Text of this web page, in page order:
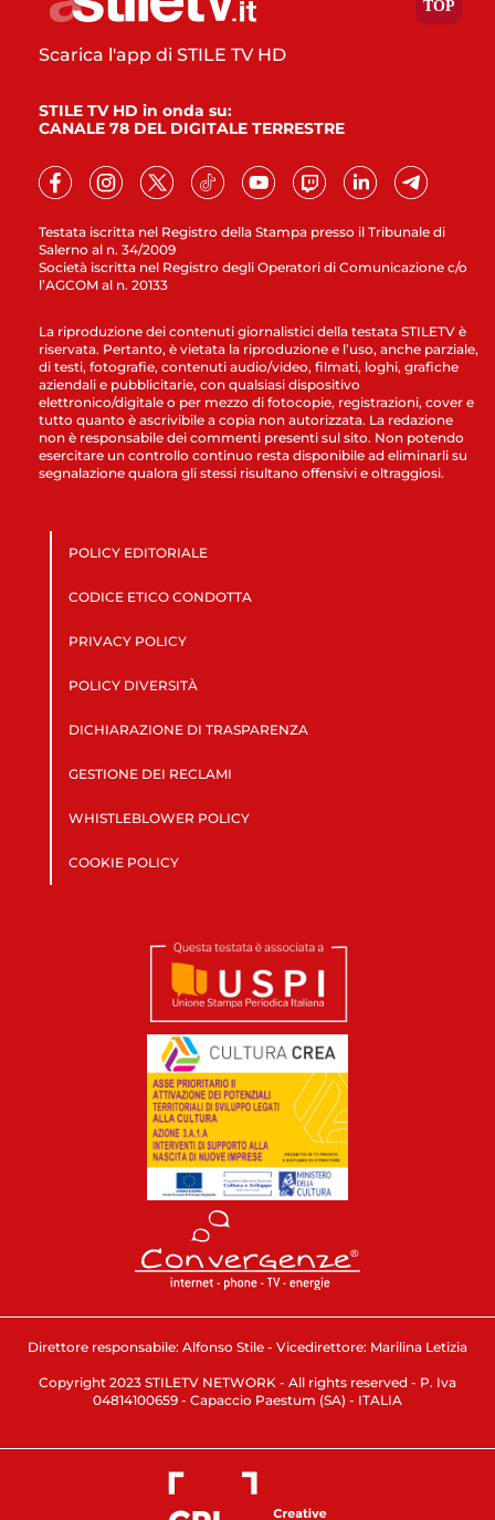
Testata iscritta nel Registro della Stampa presso il Tribunale di
Salerno al n. 34/2009
Società iscritta nel Registro degli Operatori di Comunicazione c/o
l’AGCOM al n. 20133
Scarica l'app di STILE TV HD
STILE TV HD in onda su:
CANALE 78 DEL DIGITALE TERRESTRE
La riproduzione dei contenuti giornalistici della testata STILETV è
riservata. Pertanto, è vietata la riproduzione e l’uso, anche parziale,
di testi, fotografie, contenuti audio/video, filmati, loghi, grafiche
aziendali e pubblicitarie, con qualsiasi dispositivo
elettronico/digitale o per mezzo di fotocopie, registrazioni, cover e
tutto quanto è ascrivibile a copia non autorizzata. La redazione
non è responsabile dei commenti presenti sul sito. Non potendo
esercitare un controllo continuo resta disponibile ad eliminarli su
segnalazione qualora gli stessi risultano offensivi e oltraggiosi.
POLICY EDITORIALE
CODICE ETICO CONDOTTA
PRIVACY POLICY
POLICY DIVERSITÀ
DICHIARAZIONE DI TRASPARENZA
GESTIONE DEI RECLAMI
WHISTLEBLOWER POLICY
COOKIE POLICY
Direttore responsabile: Alfonso Stile - Vicedirettore: Marilina Letizia
Copyright 2023 STILETV NETWORK - All rights reserved - P. Iva
04814100659 - Capaccio Paestum (SA) - ITALIA